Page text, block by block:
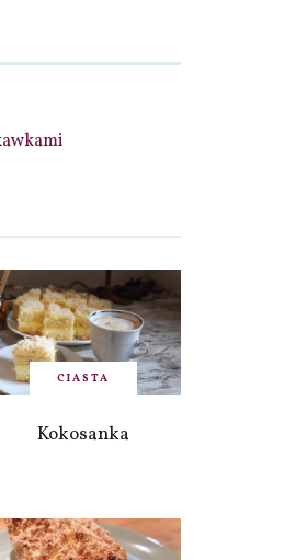
CIASTA
Kokosanka